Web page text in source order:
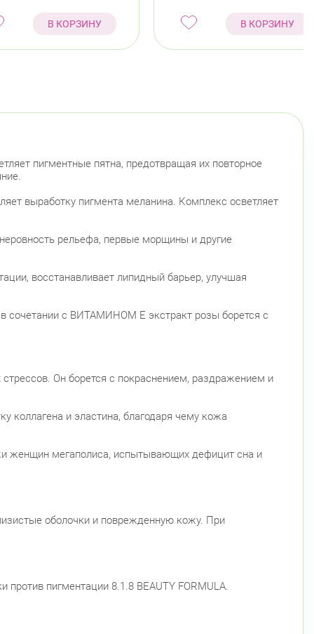
В КОРЗИНУ В КОРЗИНУ
пигментные пятна, предотвращая их повторное
выработку пигмента меланина. Комплекс осветляет
рельефа, первые морщины и другие
восстанавливает липидный барьер, улучшая
сочетании с ВИТАМИНОМ Е экстракт розы борется с
Он борется с покраснением, раздражением и
коллагена и эластина, благодаря чему кожа
женщин мегаполиса, испытывающих дефицит сна и
оболочки и поврежденную кожу. При
пигментации 8.1.8 BEAUTY FORMULA.